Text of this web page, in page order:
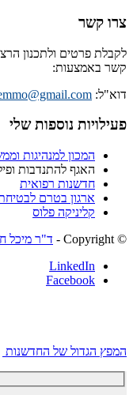
צרו קשר
לקבלת פרטים ולתכנון
קשר באמצעות:
דוא"ל:
פעילויות נוספות שלי
המכון למנהיגות
האגף להתנדבות
חדשנות רפואית
ארגון בטרם
קליניקה פלוס
© ‫Copyright -
ד"ר מיכל
LinkedIn
Facebook
המפץ הגדול של החדשנות